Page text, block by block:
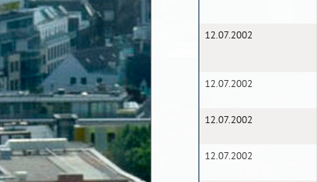
12.07.2002
12.07.2002
12.07.2002
12.07.2002